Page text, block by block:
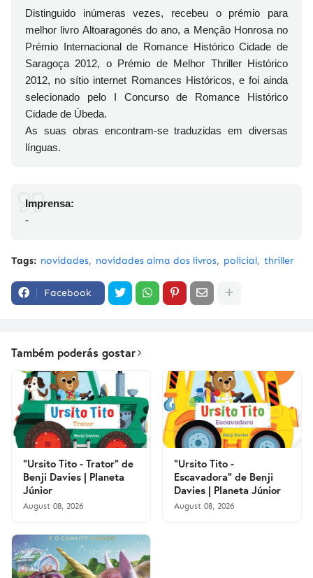
Distinguido inúmeras vezes, recebeu o prémio para
melhor livro Altoaragonés do ano, a Menção Honrosa no
Prémio Internacional de Romance Histórico Cidade de
Saragoça 2012, o Prémio de Melhor Thriller Histórico
2012, no sítio internet Romances Históricos, e foi ainda
selecionado pelo I Concurso de Romance Histórico
Cidade de Úbeda.
As suas obras encontram-se traduzidas em diversas
línguas.
Imprensa:
-
Tags: novidades novidades alma dos livros policial thriller
Facebook
Também poderás gostar
"Ursito Tito - Trator" de
Benji Davies | Planeta
Júnior
August 08, 2026
"Ursito Tito -
Escavadora" de Benji
Davies | Planeta Júnior
August 08, 2026